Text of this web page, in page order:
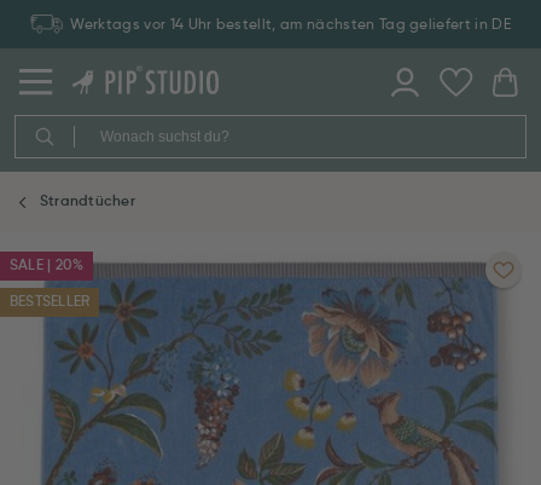
Werktags vor 14 Uhr bestellt, am nächsten Tag geliefert in DE
Strandtücher
SALE | 20%
BESTSELLER